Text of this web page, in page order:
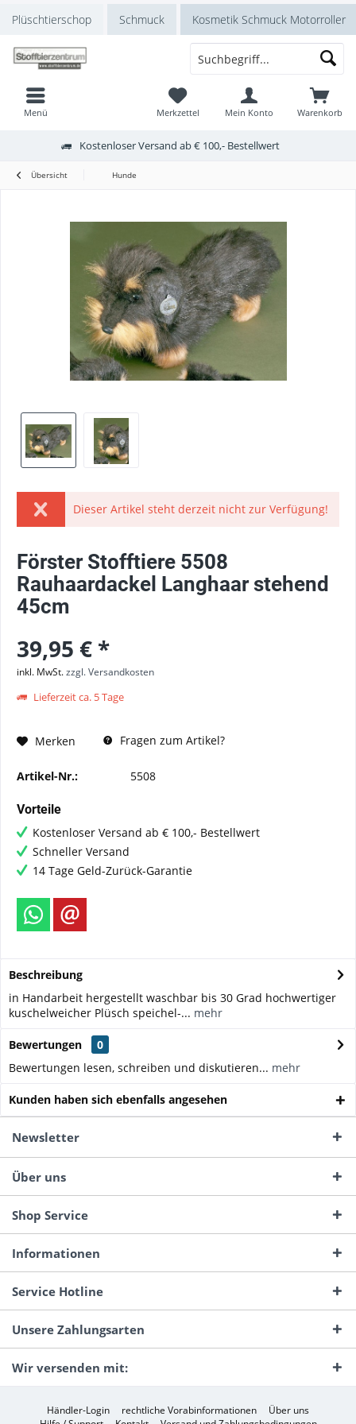
Plüschtierschop Schmuck Kosmetik Schmuck Motorroller
Menü Warenkorb
Merkzettel Mein Konto
Kostenloser Versand ab € 100,- Bestellwert
Übersicht Hunde
Dieser Artikel steht derzeit nicht zur Verfügung!
Förster Stofftiere 5508
Rauhaardackel Langhaar stehend
45cm
39,95 € *
inkl. MwSt.zzgl. Versandkosten
Lieferzeit ca. 5 Tage
Merken Fragen zum Artikel?
Artikel-Nr.: 5508
Vorteile
Kostenloser Versand ab € 100,- Bestellwert
Schneller Versand
14 Tage Geld-Zurück-Garantie
Beschreibung
in Handarbeit hergestellt waschbar bis 30 Grad hochwertiger
kuschelweicher Plüsch speichel-... mehr
Bewertungen
0
Bewertungen lesen, schreiben und diskutieren... mehr
Kunden haben sich ebenfalls angesehen
Newsletter
Über uns
Shop Service
Informationen
Service Hotline
Unsere Zahlungsarten
Wir versenden mit:
Händler-Login rechtliche Vorabinformationen
Über uns